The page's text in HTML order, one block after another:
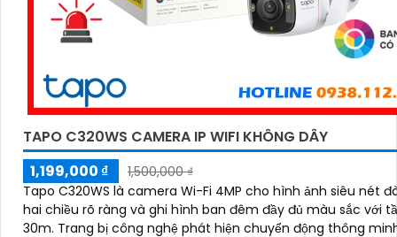
TAPO C320WS CAMERA IP WIFI KHÔNG DÂY
1,199,000 ₫
1,500,000 ₫
Tapo C320WS là camera Wi-Fi 4MP cho hình ảnh siêu nét
hai chiều rõ ràng và ghi hình ban đêm đầy đủ màu sắc với
30m. Trang bị công nghệ phát hiện chuyển động thông